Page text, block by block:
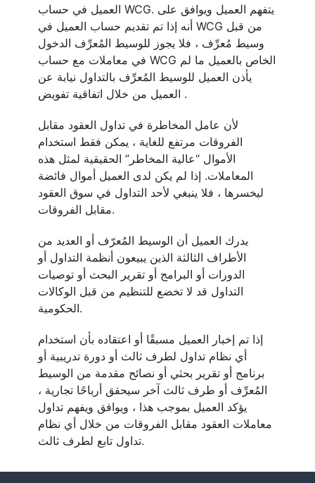
العميل في حساب WCG. يتفهم العميل ويوافق على
أنه إذا تم تقديم حساب العميل في WCG من قبل
وسيط مُعرِّف ، فلا يجوز للوسيط المُعرِّف الدخول
في معاملات مع حساب WCG الخاص بالعميل ما لم
يأذن العميل للوسيط المُعرِّف بالتداول نيابة عن
العميل من خلال اتفاقية تفويض .
لأن عامل المخاطرة في تداول العقود مقابل
الفروقات مرتفع للغاية ، يمكن فقط استخدام
الأموال “عالية المخاطر” الحقيقية لمثل هذه
المعاملات. إذا لم يكن لدى العميل أموال فائضة
ليخسرها ، فلا ينبغي لأحد التداول في سوق العقود
مقابل الفروقات.
يدرك العميل أن الوسيط المُعرّف أو العديد من
الأطراف الثالثة الذين يبيعون أنظمة التداول أو
الدورات أو البرامج أو تقرير البحث أو توصيات
التداول قد لا تخضع للتنظيم من قبل الوكالات
الحكومية.
إذا تم إخبار العميل مسبقًا أو اعتقاده بأن استخدام
أي نظام تداول لطرف ثالث أو دورة تدريبية أو
برنامج أو تقرير بحثي أو نصائح مقدمة من الوسيط
المُعرِّف أو طرف ثالث آخر سيحقق أرباحًا تجارية ،
يؤكد العميل بموجب هذا ، ويوافق ويفهم تداول
معاملات العقود مقابل الفروقات من خلال أي نظام
تداول تابع لطرف ثالث.